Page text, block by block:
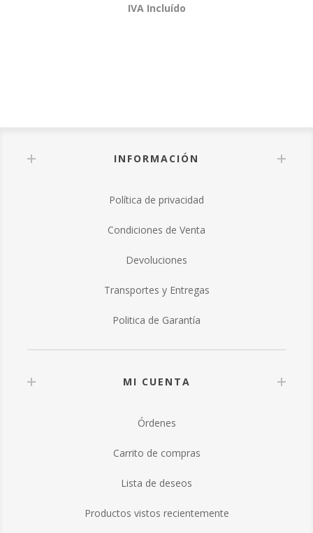
IVA Incluído
INFORMACIÓN
Política de privacidad
Condiciones de Venta
Devoluciones
Transportes y Entregas
Politica de Garantía
MI CUENTA
Órdenes
Carrito de compras
Lista de deseos
Productos vistos recientemente